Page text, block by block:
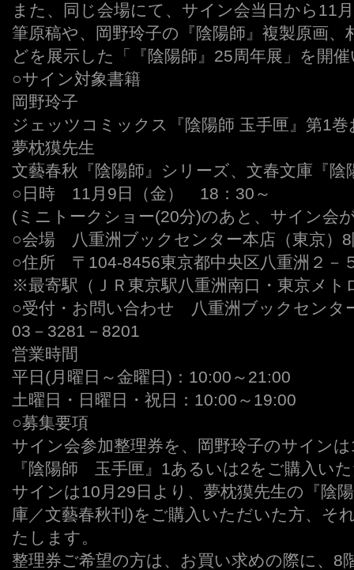
また、同じ会場にて、サイン会当日から11
筆原稿や、岡野玲子の『陰陽師』複製原画
どを展示した「『陰陽師』25周年展」を開
○サイン対象書籍
岡野玲子
ジェッツコミックス『陰陽師 玉手匣』第1
夢枕獏先生
文藝春秋『陰陽師』シリーズ、文春文庫『陰
○日時 11月9日（金） 18：30～
(ミニトークショー(20分)のあと、サイン会
○会場 八重洲ブックセンター本店（東京）
○住所 〒104-8456東京都中央区八重洲２－
※最寄駅（ＪＲ東京駅八重洲南口・東京メト
○受付・お問い合わせ 八重洲ブックセンタ
03－3281－8201
営業時間
平日(月曜日～金曜日)：10:00～21:00
土曜日・日曜日・祝日：10:00～19:00
○募集要項
サイン会参加整理券を、岡野玲子のサイン
『陰陽師 玉手匣』1あるいは2をご購入い
サインは10月29日より、夢枕獏先生の『陰
庫／文藝春秋刊)をご購入いただいた方、そ
たします。
整理券ご希望の方は、お買い求めの際に、8